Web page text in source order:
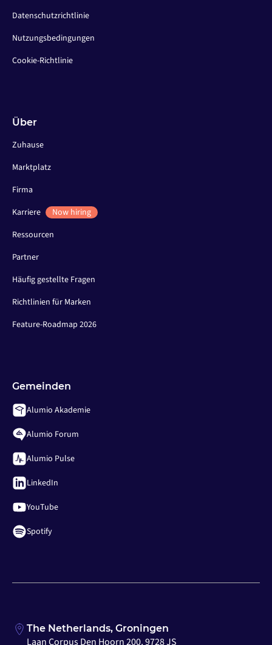
Datenschutzrichtlinie
Nutzungsbedingungen
Cookie-Richtlinie
Über
Zuhause
Marktplatz
Firma
Karriere
Now hiring
Ressourcen
Partner
Häufig gestellte Fragen
Richtlinien für Marken
Feature-Roadmap 2026
Gemeinden
Alumio Akademie
Alumio Forum
Alumio Pulse
LinkedIn
YouTube
Spotify
The Netherlands, Groningen
Laan Corpus Den Hoorn 200, 9728 JS